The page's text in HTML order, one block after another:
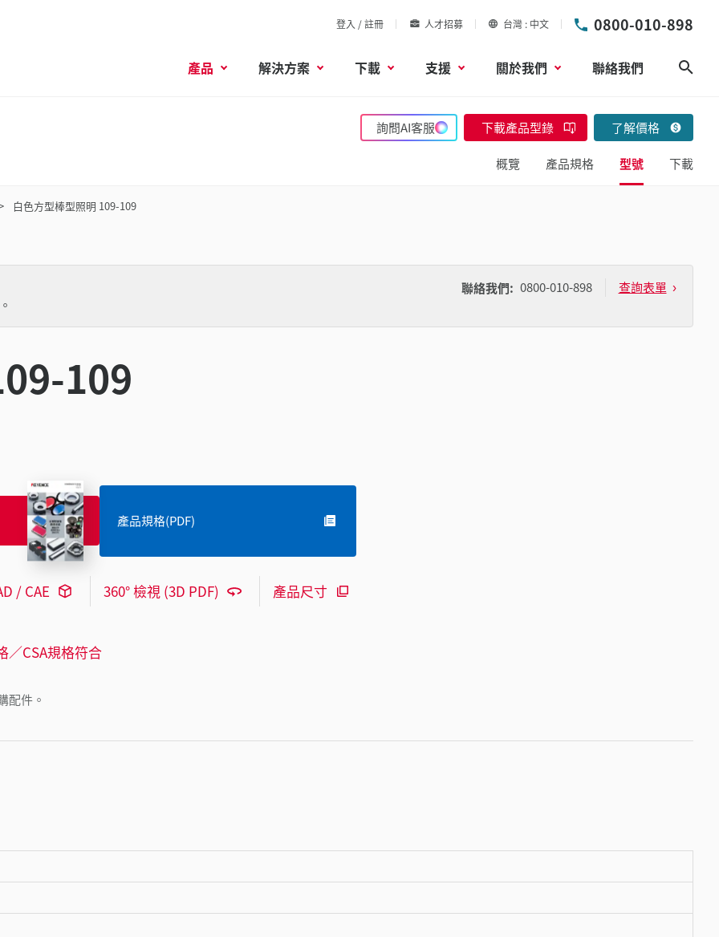
登入 / 註冊 人才招募 台灣 中文 0800-010-898
產品 解決方案 下載 支援 關於我們 聯絡我們
詢問AI客服 下載產品型錄 了解價格
概覽 產品規格 型號 下載
白色方型棒型照明 109-109
聯絡我們: 0800-010-898 查詢表單
109
配件。
產品規格(PDF)
/ CAE 360° 檢視 (3D PDF) 產品尺寸
／CSA規格符合